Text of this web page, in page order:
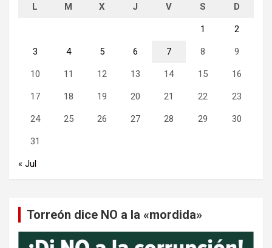
L M X J V S D
1 2
3 4 5 6 7 8 9
10 11 12 13 14 15 16
17 18 19 20 21 22 23
24 25 26 27 28 29 30
31
« Jul
Torreón dice NO a la «mordida»